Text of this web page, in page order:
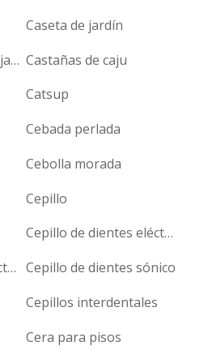
Caseta de jardín
Caseta de metal para jardín Castañas de caju
Catsup
Cebada perlada
Cebolla morada
Cepillo
Cepillo de dientes eléctrico
Cepillo de dientes eléctrico infantil Cepillo de dientes sónico
Cepillos interdentales
Cera para pisos